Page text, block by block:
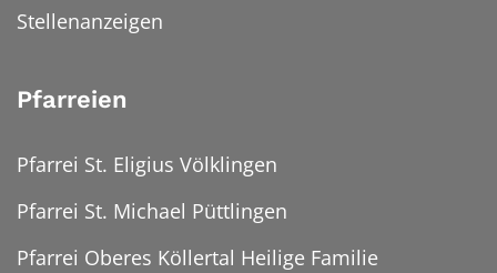
Stellenanzeigen
Pfarreien
Pfarrei St. Eligius Völklingen
Pfarrei St. Michael Püttlingen
Pfarrei Oberes Köllertal Heilige Familie